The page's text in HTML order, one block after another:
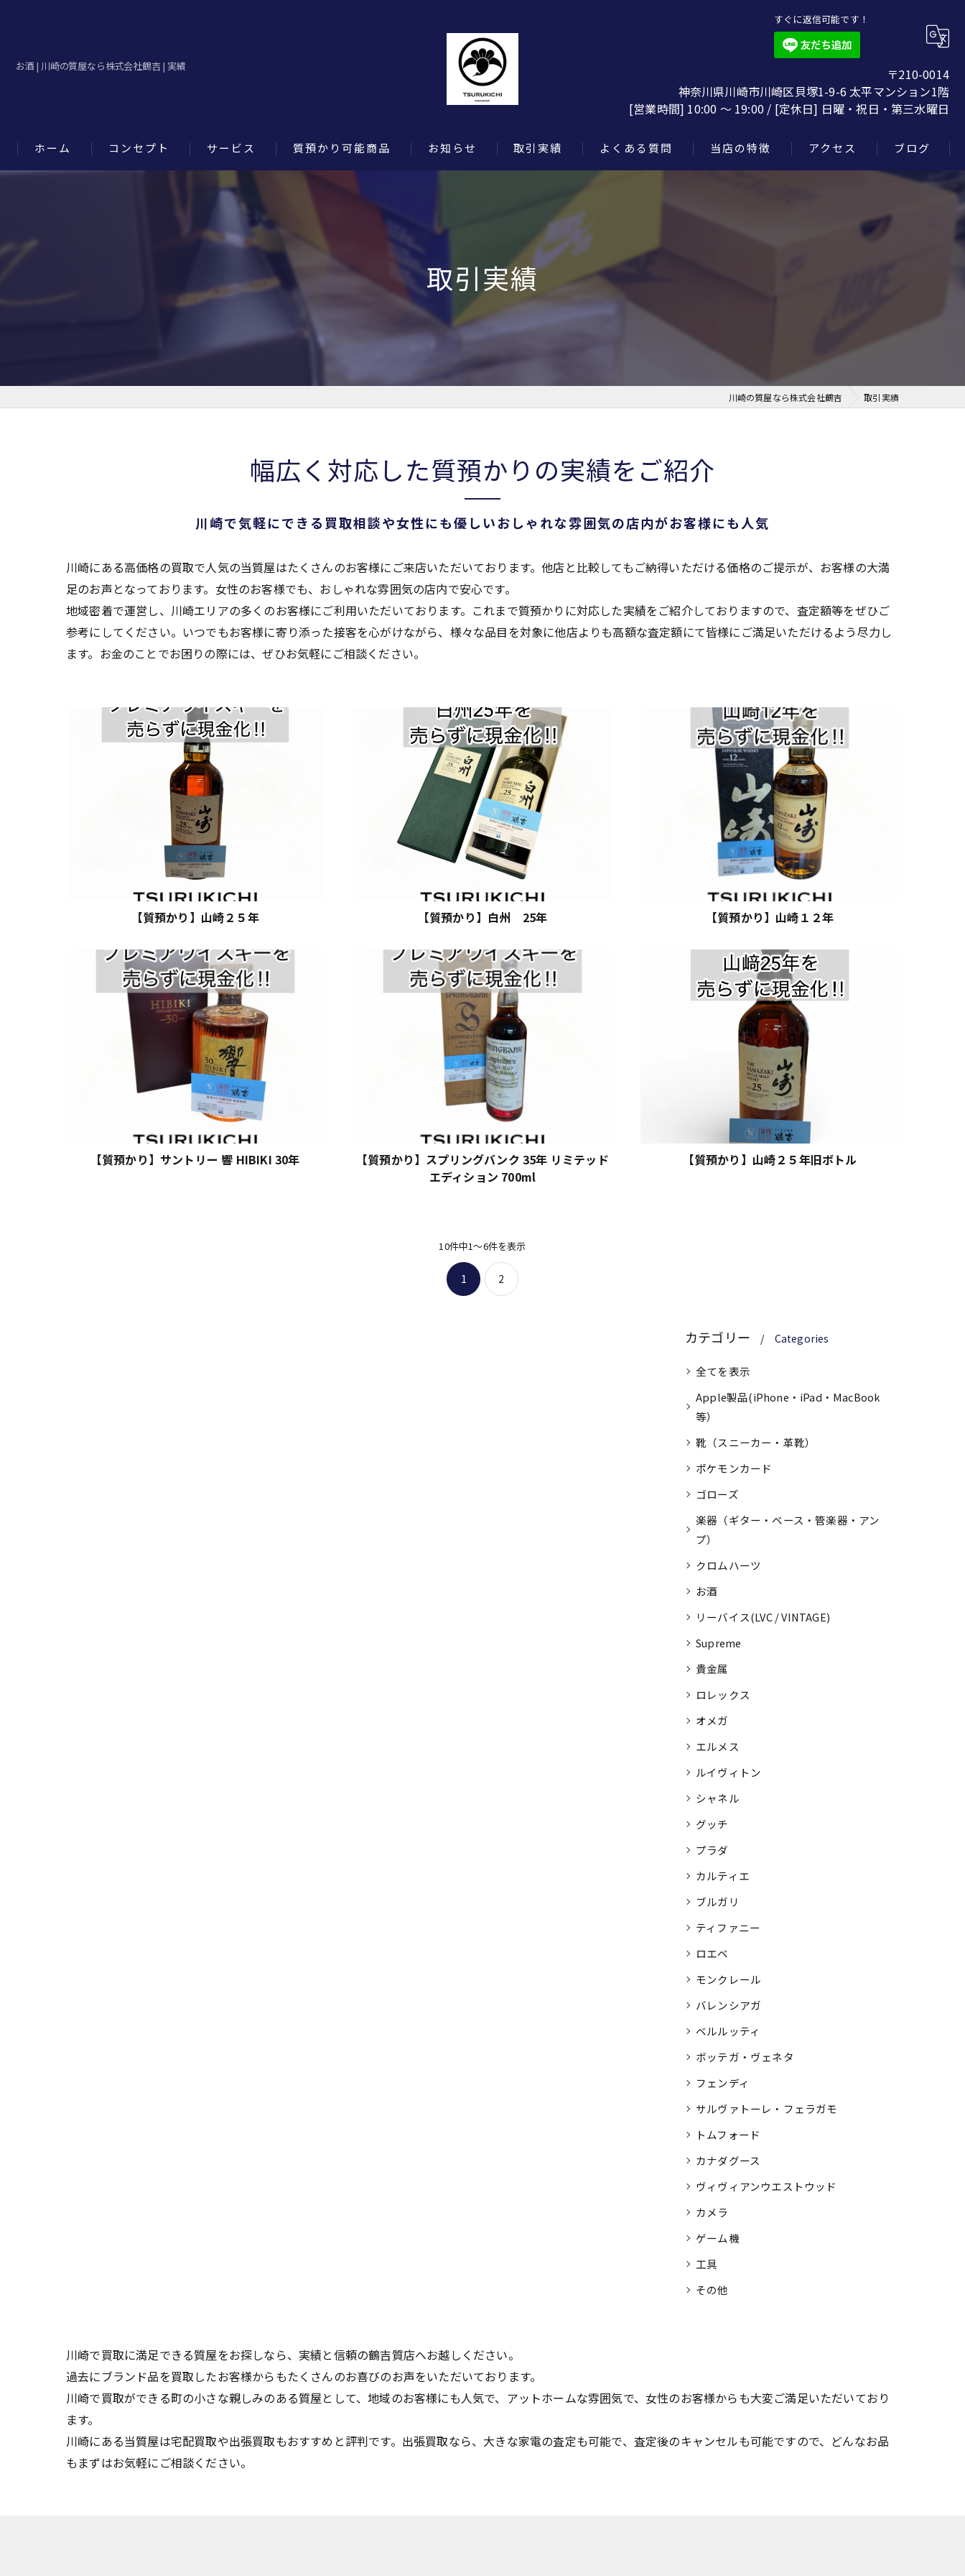
お酒 | 川崎の質屋なら株式会社鶴吉 | 実績
すぐに返信可能です！
〒210-0014
神奈川県川崎市川崎区貝塚1-9-6 太平マンション1階
[営業時間] 10:00 〜 19:00 / [定休日] 日曜・祝日・第三水曜日
ホーム コンセプト サービス 質預かり可能商品 お知らせ 取引実績 よくある質問 当店の特徴 アクセス ブログ
取引実績
川崎の質屋なら株式会社鶴吉 取引実績
幅広く対応した質預かりの実績をご紹介
川崎で気軽にできる買取相談や女性にも優しいおしゃれな雰囲気の店内がお客様にも人気
川崎にある高価格の買取で人気の当質屋はたくさんのお客様にご来店いただいております。他店と比較してもご納得いただける価格のご提示が、お客様の大満
足のお声となっております。女性のお客様でも、おしゃれな雰囲気の店内で安心です。
地域密着で運営し、川崎エリアの多くのお客様にご利用いただいております。これまで質預かりに対応した実績をご紹介しておりますので、査定額等をぜひご
参考にしてください。いつでもお客様に寄り添った接客を心がけながら、様々な品目を対象に他店よりも高額な査定額にて皆様にご満足いただけるよう尽力し
ます。お金のことでお困りの際には、ぜひお気軽にご相談ください。
【質預かり】山崎２５年 【質預かり】白州 25年 【質預かり】山崎１２年
【質預かり】サントリー 響 HIBIKI 30年
【質預かり】スプリングバンク 35年 リミテッド
エディション 700ml
【質預かり】山崎２５年旧ボトル
10件中1～6件を表示
1 2
カテゴリー Categories
全てを表示
Apple製品(iPhone・iPad・MacBook
等）
靴（スニーカー・革靴）
ポケモンカード
ゴローズ
楽器（ギター・ベース・管楽器・アン
プ）
クロムハーツ
お酒
リーバイス(LVC / VINTAGE)
Supreme
貴金属
ロレックス
オメガ
エルメス
ルイヴィトン
シャネル
グッチ
プラダ
カルティエ
ブルガリ
ティファニー
ロエベ
モンクレール
バレンシアガ
ベルルッティ
ボッテガ・ヴェネタ
フェンディ
サルヴァトーレ・フェラガモ
トムフォード
カナダグース
ヴィヴィアンウエストウッド
カメラ
ゲーム機
工具
その他
川崎で買取に満足できる質屋をお探しなら、実績と信頼の鶴吉質店へお越しください。
過去にブランド品を買取したお客様からもたくさんのお喜びのお声をいただいております。
川崎で買取ができる町の小さな親しみのある質屋として、地域のお客様にも人気で、アットホームな雰囲気で、女性のお客様からも大変ご満足いただいており
ます。
川崎にある当質屋は宅配買取や出張買取もおすすめと評判です。出張買取なら、大きな家電の査定も可能で、査定後のキャンセルも可能ですので、どんなお品
もまずはお気軽にご相談ください。